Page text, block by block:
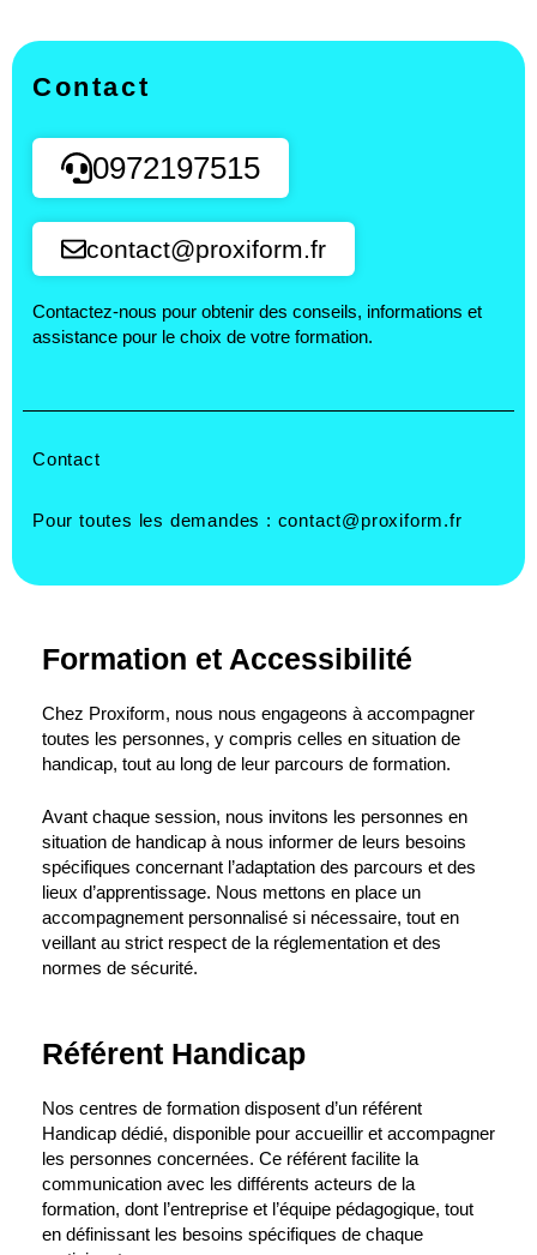
Contact
0972197515
contact@proxiform.fr
Contactez-nous pour obtenir des conseils, informations et
assistance pour le choix de votre formation.
Contact
Pour toutes les demandes : contact@proxiform.fr
Formation et Accessibilité
Chez Proxiform, nous nous engageons à accompagner
toutes les personnes, y compris celles en situation de
handicap, tout au long de leur parcours de formation.
Avant chaque session, nous invitons les personnes en
situation de handicap à nous informer de leurs besoins
spécifiques concernant l’adaptation des parcours et des
lieux d’apprentissage. Nous mettons en place un
accompagnement personnalisé si nécessaire, tout en
veillant au strict respect de la réglementation et des
normes de sécurité.
Référent Handicap
Nos centres de formation disposent d’un référent
Handicap dédié, disponible pour accueillir et accompagner
les personnes concernées. Ce référent facilite la
communication avec les différents acteurs de la
formation, dont l’entreprise et l’équipe pédagogique, tout
en définissant les besoins spécifiques de chaque